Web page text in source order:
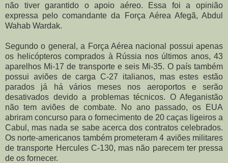
não tiver garantido o apoio aéreo. Essa foi a opinião
expressa pelo comandante da Força Aérea Afegã, Abdul
Wahab Wardak.
Segundo o general, a Força Aérea nacional possui apenas
os helicópteros comprados à Rússia nos últimos anos, 43
aparelhos Mi-17 de transporte e seis Mi-35. O país também
possui aviões de carga C-27 italianos, mas estes estão
parados já há vários meses nos aeroportos e serão
desativados devido a problemas técnicos. O Afeganistão
não tem aviões de combate. No ano passado, os EUA
abriram concurso para o fornecimento de 20 caças ligeiros a
Cabul, mas nada se sabe acerca dos contratos celebrados.
Os norte-americanos também prometeram 4 aviões militares
de transporte Hercules C-130, mas não parecem ter pressa
de os fornecer.